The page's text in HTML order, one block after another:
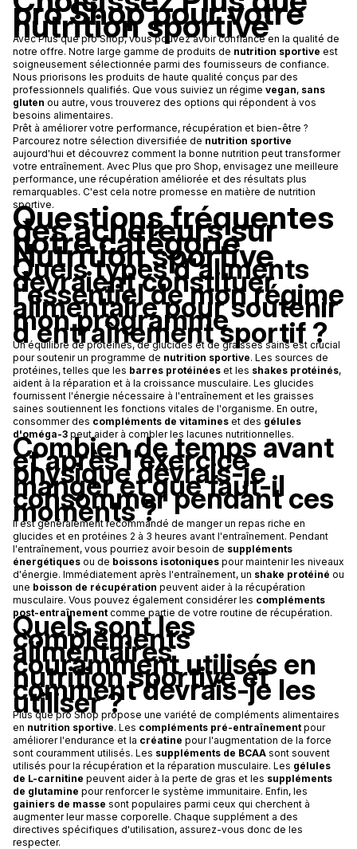
pro Shop pour votre
nutrition sportive
Avec Plus que pro Shop, vous pouvez avoir confiance en la qualité de
notre offre. Notre large gamme de produits de nutrition sportive est
soigneusement sélectionnée parmi des fournisseurs de confiance.
Nous priorisons les produits de haute qualité conçus par des
professionnels qualifiés. Que vous suiviez un régime vegan, sans
gluten ou autre, vous trouverez des options qui répondent à vos
besoins alimentaires.
Prêt à améliorer votre performance, récupération et bien-être ?
Parcourez notre sélection diversifiée de nutrition sportive
aujourd'hui et découvrez comment la bonne nutrition peut transformer
votre entraînement. Avec Plus que pro Shop, envisagez une meilleure
performance, une récupération améliorée et des résultats plus
remarquables. C'est cela notre promesse en matière de nutrition
sportive.
Questions fréquentes
des acheteurs sur
notre catégorie
Nutrition sportive
Quels types d'aliments
devraient constituer
l'essentiel de mon régime
alimentaire pour soutenir
mon programme
d'entraînement sportif ?
Un équilibre de protéines, de glucides et de graisses sains est crucial
pour soutenir un programme de nutrition sportive. Les sources de
protéines, telles que les barres protéinées et les shakes protéinés,
aident à la réparation et à la croissance musculaire. Les glucides
fournissent l'énergie nécessaire à l'entraînement et les graisses
saines soutiennent les fonctions vitales de l'organisme. En outre,
consommer des compléments de vitamines et des gélules
d'oméga-3 peut aider à combler les lacunes nutritionnelles.
Combien de temps avant
et après l'exercice
physique devrais-je
manger et que faut-il
consommer pendant ces
moments ?
Il est généralement recommandé de manger un repas riche en
glucides et en protéines 2 à 3 heures avant l'entraînement. Pendant
l'entraînement, vous pourriez avoir besoin de suppléments
énergétiques ou de boissons isotoniques pour maintenir les niveaux
d'énergie. Immédiatement après l'entraînement, un shake protéiné ou
une boisson de récupération peuvent aider à la récupération
musculaire. Vous pouvez également considérer les compléments
post-entraînement comme partie de votre routine de récupération.
Quels sont les
compléments
alimentaires
couramment utilisés en
nutrition sportive et
comment devrais-je les
utiliser ?
Plus que pro Shop propose une variété de compléments alimentaires
en nutrition sportive. Les compléments pré-entraînement pour
améliorer l'endurance et la créatine pour l'augmentation de la force
sont couramment utilisés. Les suppléments de BCAA sont souvent
utilisés pour la récupération et la réparation musculaire. Les gélules
de L-carnitine peuvent aider à la perte de gras et les suppléments
de glutamine pour renforcer le système immunitaire. Enfin, les
gainiers de masse sont populaires parmi ceux qui cherchent à
augmenter leur masse corporelle. Chaque supplément a des
directives spécifiques d'utilisation, assurez-vous donc de les
respecter.